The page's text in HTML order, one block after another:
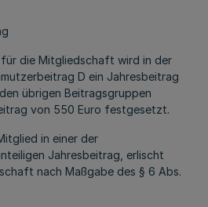
die Mitgliedschaft wird in der
D ein Jahresbeitrag
übrigen Beitragsgruppen
von 550 Euro festgesetzt.
in einer der
Jahresbeitrag, erlischt
nach Maßgabe des § 6 Abs.